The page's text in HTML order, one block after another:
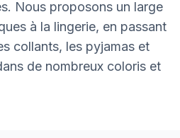
Nous proposons un large
à la lingerie, en passant
collants, les pyjamas et
de nombreux coloris et